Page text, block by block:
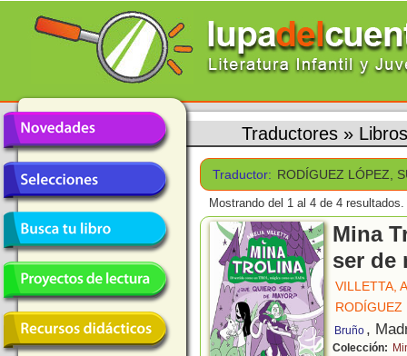
Traductores »
Traductor: RODÍGUEZ LÓPEZ,
Mostrando del 1 al 4 de 4 resultados.
Mina
ser de
VILLETTA,
RODÍGUEZ
Bruño ,
Colección: